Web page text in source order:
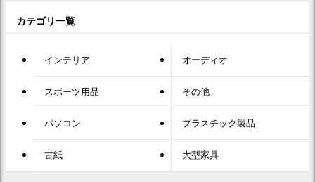
カテゴリ一覧
インテリア オーディオ
スポーツ用品 その他
パソコン プラスチック製品
古紙 大型家具